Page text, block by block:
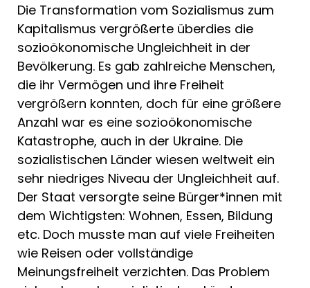
Die Transformation vom Sozialismus zum
Kapitalismus vergrößerte überdies die
sozioökonomische Ungleichheit in der
Bevölkerung. Es gab zahlreiche Menschen,
die ihr Vermögen und ihre Freiheit
vergrößern konnten, doch für eine größere
Anzahl war es eine sozioökonomische
Katastrophe, auch in der Ukraine. Die
sozialistischen Länder wiesen weltweit ein
sehr niedriges Niveau der Ungleichheit auf.
Der Staat versorgte seine Bürger*innen mit
dem Wichtigsten: Wohnen, Essen, Bildung
etc. Doch musste man auf viele Freiheiten
wie Reisen oder vollständige
Meinungsfreiheit verzichten. Das Problem